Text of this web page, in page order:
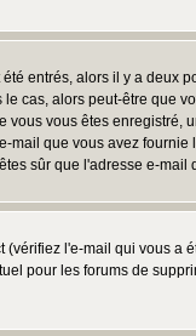
entrés, alors il y a deux
cas, alors peut-être que
vous êtes
que vous avez
sûr que l'adresse e-
l'e-mail qui vous
pour les forums de